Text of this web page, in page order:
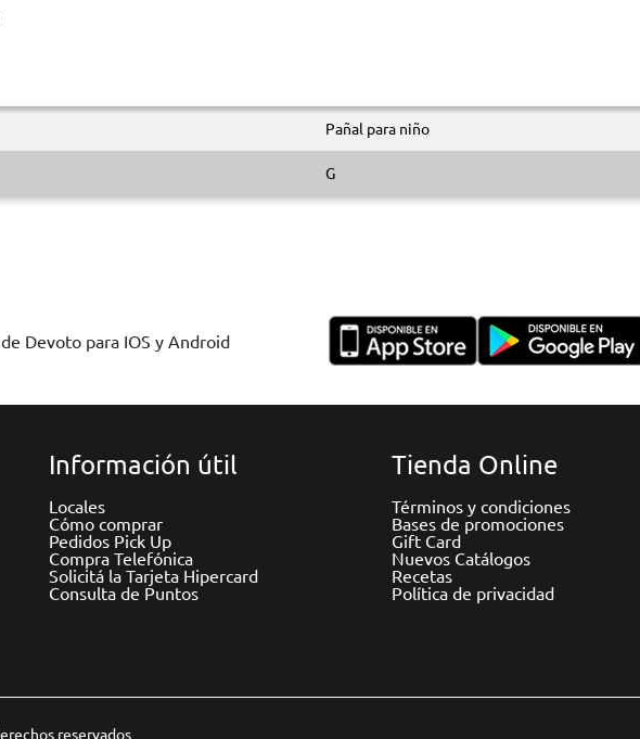
Pañal para niño
G
Devoto para IOS y Android
Información útil
Locales
Cómo comprar
Pedidos Pick Up
Compra Telefónica
Solicitá la Tarjeta Hipercard
Consulta de Puntos
Tienda Online
Términos y condiciones
Bases de promociones
Gift Card
Nuevos Catálogos
Recetas
Política de privacidad
reservados